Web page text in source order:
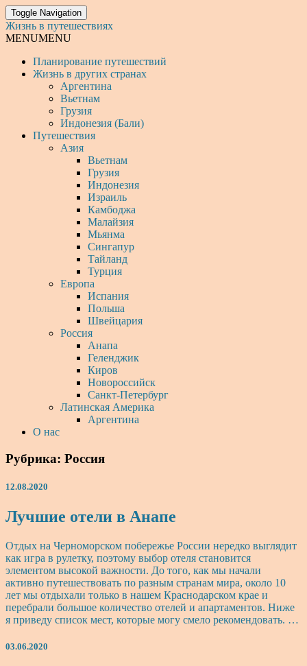
Toggle Navigation
Жизнь в путешествиях
MENUMENU
Планирование путешествий
Жизнь в других странах
Аргентина
Вьетнам
Грузия
Индонезия (Бали)
Путешествия
Азия
Вьетнам
Грузия
Индонезия
Израиль
Камбоджа
Малайзия
Мьянма
Сингапур
Тайланд
Турция
Европа
Испания
Польша
Швейцария
Россия
Анапа
Геленджик
Киров
Новороссийск
Санкт-Петербург
Латинская Америка
Аргентина
О нас
Рубрика: Россия
12.08.2020
Лучшие
отели
Анапе
Лучшие отели в Анапе
Отдых на Черноморском побережье России нередко выглядит
как игра в рулетку, поэтому выбор отеля становится
элементом высокой важности. До того, как мы начали
активно путешествовать по разным странам мира, около 10
лет мы отдыхали только в нашем Краснодарском крае и
перебрали большое количество отелей и апартаментов. Ниже
я приведу список мест, которые могу смело рекомендовать. …
03.06.2020